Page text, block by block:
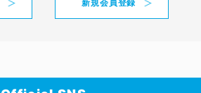
新規会員登録